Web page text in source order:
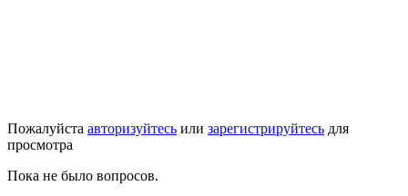
Пожалуйста авторизуйтесь или зарегистрируйтесь для
просмотра
Пока не было вопросов.